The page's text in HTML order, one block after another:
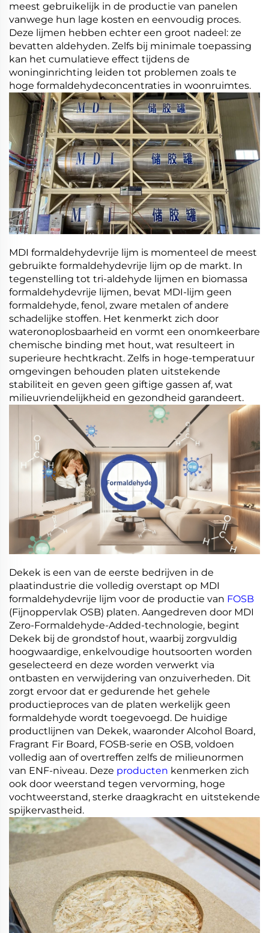
meest gebruikelijk in de productie van panelen
vanwege hun lage kosten en eenvoudig proces.
Deze lijmen hebben echter een groot nadeel: ze
bevatten aldehyden. Zelfs bij minimale toepassing
kan het cumulatieve effect tijdens de
woninginrichting leiden tot problemen zoals te
hoge formaldehydeconcentraties in woonruimtes.
MDI formaldehydevrije lijm is momenteel de meest
gebruikte formaldehydevrije lijm op de markt. In
tegenstelling tot tri-aldehyde lijmen en biomassa
formaldehydevrije lijmen, bevat MDI-lijm geen
formaldehyde, fenol, zware metalen of andere
schadelijke stoffen. Het kenmerkt zich door
wateronoplosbaarheid en vormt een onomkeerbare
chemische binding met hout, wat resulteert in
superieure hechtkracht. Zelfs in hoge-temperatuur
omgevingen behouden platen uitstekende
stabiliteit en geven geen giftige gassen af, wat
milieuvriendelijkheid en gezondheid garandeert.
Dekek is een van de eerste bedrijven in de
plaatindustrie die volledig overstapt op MDI
formaldehydevrije lijm voor de productie van FOSB
(Fijnoppervlak OSB) platen. Aangedreven door MDI
Zero-Formaldehyde-Added-technologie, begint
Dekek bij de grondstof hout, waarbij zorgvuldig
hoogwaardige, enkelvoudige houtsoorten worden
geselecteerd en deze worden verwerkt via
ontbasten en verwijdering van onzuiverheden. Dit
zorgt ervoor dat er gedurende het gehele
productieproces van de platen werkelijk geen
formaldehyde wordt toegevoegd. De huidige
productlijnen van Dekek, waaronder Alcohol Board,
Fragrant Fir Board, FOSB-serie en OSB, voldoen
volledig aan of overtreffen zelfs de milieunormen
van ENF-niveau. Deze producten kenmerken zich
ook door weerstand tegen vervorming, hoge
vochtweerstand, sterke draagkracht en uitstekende
spijkervastheid.